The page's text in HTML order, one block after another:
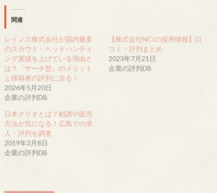
関連
レイノス株式会社が国内最多
のスカウト・ヘッドハンティ
ング実績を上げている理由と
は？「サーチ型」のメリット
と移籍者の評判に迫る！
2026年5月20日
企業の評判DB
【株式会社NCIの採用情報】口
コミ・評判まとめ
2023年7月21日
企業の評判DB
日本クリオとは？勧誘や販売
方法が気になる！広島での求
人・評判を調査
2019年3月8日
企業の評判DB